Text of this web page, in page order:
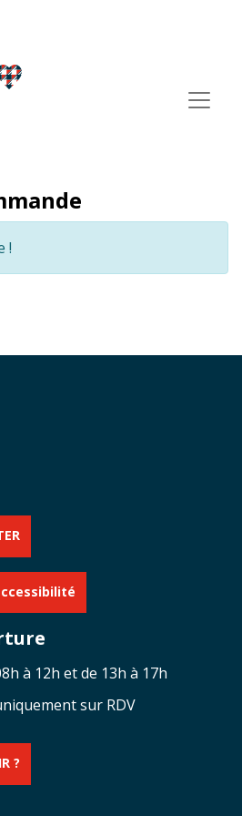
!
à 12h et de 13h à 17h
sur RDV
?